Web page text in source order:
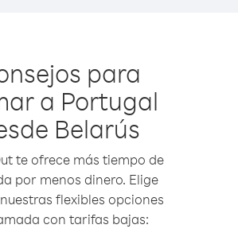
para
a Portugal
Belarús
te ofrece más tiempo de
por menos dinero. Elige
flexibles opciones
con tarifas bajas: